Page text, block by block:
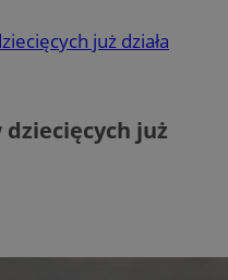
już działa
już